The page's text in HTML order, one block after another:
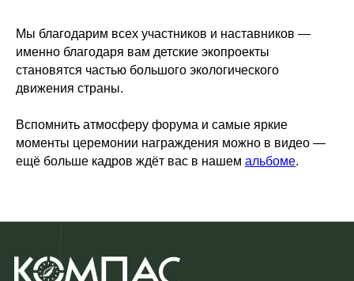
Мы благодарим всех участников и наставников —
именно благодаря вам детские экопроекты
становятся частью большого экологического
движения страны.
Вспомнить атмосферу форума и самые яркие
моменты церемонии награждения можно в видео —
ещё больше кадров ждёт вас в нашем альбоме.